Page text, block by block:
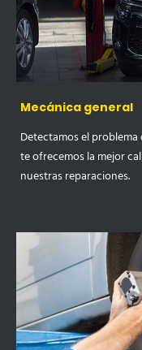
Mecánica general
Detectamos el
te ofrecemos la mejor
nuestras reparaciones.